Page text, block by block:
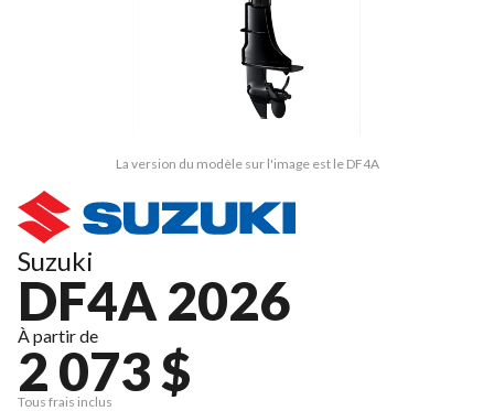
La version du modèle sur l'image est le DF4A
Suzuki
DF4A 2026
À partir de
2 073 $
Tous frais inclus